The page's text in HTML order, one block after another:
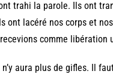
trahi la parole. Ils ont
ont lacéré nos corps et
comme libération
aura plus de gifles. Il